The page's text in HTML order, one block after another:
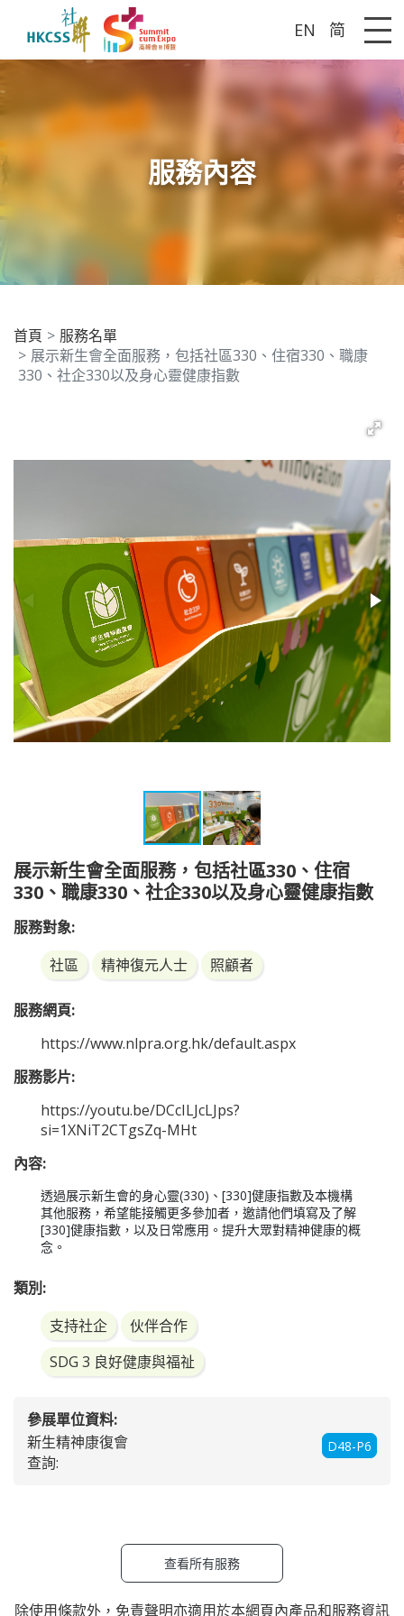
EN 简
服務內容
首頁
服務名單
展示新生會全面服務，包括社區330、住宿330、職康
330、社企330以及身心靈健康指數
展示新生會全面服務，包括社區330、住宿
330、職康330、社企330以及身心靈健康指數
服務對象:
社區
精神復元人士 照顧者
服務網頁:
https://www.nlpra.org.hk/default.aspx
服務影片:
https://youtu.be/DCcILJcLJps?
si=1XNiT2CTgsZq-MHt
內容:
透過展示新生會的身心靈(330)、[330]健康指數及本機構
其他服務，希望能接觸更多參加者，邀請他們填寫及了解
[330]健康指數，以及日常應用。提升大眾對精神健康的概
念。
類別:
支持社企
伙伴合作
SDG 3 良好健康與福祉
參展單位資料:
D48-P6
新生精神康復會
查詢:
查看所有服務
除使用條款外， 免責聲明亦適用於本網頁內產品和服務資訊